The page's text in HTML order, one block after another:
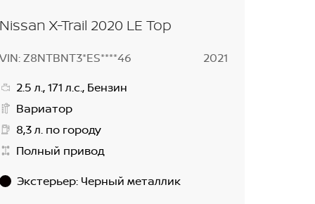
X-Trail 2020 LE Top
Z8NTBNT3*ES****46
2021
2.5 л., 171 л.с., Бензин
Вариатор
8,3 л. по городу
Полный привод
Экстерьер: Черный металлик